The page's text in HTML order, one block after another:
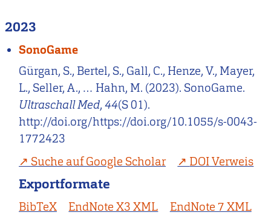
2023
SonoGame
Gürgan, S., Bertel, S., Gall, C., Henze, V., Mayer,
L., Seller, A., … Hahn, M. (2023). SonoGame.
Ultraschall Med,44(S 01).
http://doi.org/https://doi.org/10.1055/s-0043-
1772423
Suche auf Google Scholar
DOI Verweis
Exportformate
BibTeX EndNote X3 XML
EndNote 7 XML